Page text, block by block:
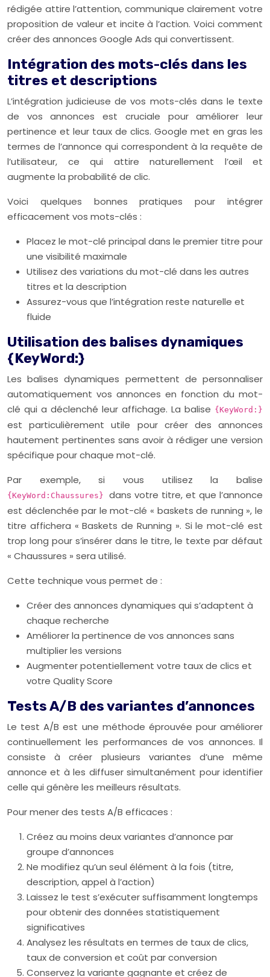
rédigée attire l’attention, communique clairement votre
proposition de valeur et incite à l’action. Voici comment
créer des annonces Google Ads qui convertissent.
Intégration des mots-clés dans les
titres et descriptions
L’intégration judicieuse de vos mots-clés dans le texte
de vos annonces est cruciale pour améliorer leur
pertinence et leur taux de clics. Google met en gras les
termes de l’annonce qui correspondent à la requête de
l’utilisateur, ce qui attire naturellement l’œil et
augmente la probabilité de clic.
Voici quelques bonnes pratiques pour intégrer
efficacement vos mots-clés :
Placez le mot-clé principal dans le premier titre pour
une visibilité maximale
Utilisez des variations du mot-clé dans les autres
titres et la description
Assurez-vous que l’intégration reste naturelle et
fluide
Utilisation des balises dynamiques
{KeyWord:}
Les balises dynamiques permettent de personnaliser
automatiquement vos annonces en fonction du mot-
clé qui a déclenché leur affichage. La balise {KeyWord:}
est particulièrement utile pour créer des annonces
hautement pertinentes sans avoir à rédiger une version
spécifique pour chaque mot-clé.
Par exemple, si vous utilisez la balise
{KeyWord:Chaussures} dans votre titre, et que l’annonce
est déclenchée par le mot-clé « baskets de running », le
titre affichera « Baskets de Running ». Si le mot-clé est
trop long pour s’insérer dans le titre, le texte par défaut
« Chaussures » sera utilisé.
Cette technique vous permet de :
Créer des annonces dynamiques qui s’adaptent à
chaque recherche
Améliorer la pertinence de vos annonces sans
multiplier les versions
Augmenter potentiellement votre taux de clics et
votre Quality Score
Tests A/B des variantes d’annonces
Le test A/B est une méthode éprouvée pour améliorer
continuellement les performances de vos annonces. Il
consiste à créer plusieurs variantes d’une même
annonce et à les diffuser simultanément pour identifier
celle qui génère les meilleurs résultats.
Pour mener des tests A/B efficaces :
Créez au moins deux variantes d’annonce par
groupe d’annonces
Ne modifiez qu’un seul élément à la fois (titre,
description, appel à l’action)
Laissez le test s’exécuter suffisamment longtemps
pour obtenir des données statistiquement
significatives
Analysez les résultats en termes de taux de clics,
taux de conversion et coût par conversion
Conservez la variante gagnante et créez de